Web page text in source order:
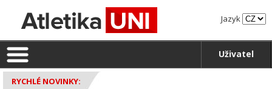
Jazyk
Uživatel
RYCHLÉ NOVINKY: